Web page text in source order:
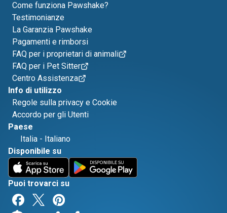
Come funziona Pawshake?
Testimonianze
La Garanzia Pawshake
Pagamenti e rimborsi
FAQ per i proprietari di animali
FAQ per i Pet Sitter
Centro Assistenza
Info di utilizzo
Regole sulla privacy e Cookie
Accordo per gli Utenti
Paese
Italia - Italiano
Disponibile su
Puoi trovarci su